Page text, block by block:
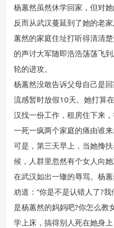
杨蕙然虽然休学回家，但对
反而从武汉蔓延到了她的老
蕙然的家庭住址打听得清清
的声讨大军随即浩浩荡荡飞
轮的进攻。
杨蕙然没敢告诉父母自己是
流感暂时放假10天。她打算
汉找一份工作，租房住下来，
一死一疯两个家庭的痛由谁来
可是，第三天早上，当她搀
候，人群里忽然有个女人向
在武汉如出一辙的辱骂。杨
劝道：“你是不是认错人了?
是杨蕙然的妈妈吧?你怎么教
学上床，搞得别人死在她身